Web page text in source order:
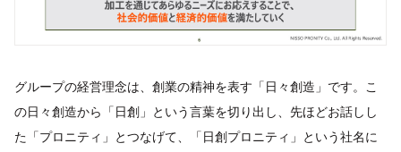
グループの経営理念は、創業の精神を表す「日々創造」です。こ
の日々創造から「日創」という言葉を切り出し、先ほどお話しし
た「プロニティ」とつなげて、「日創プロニティ」という社名に